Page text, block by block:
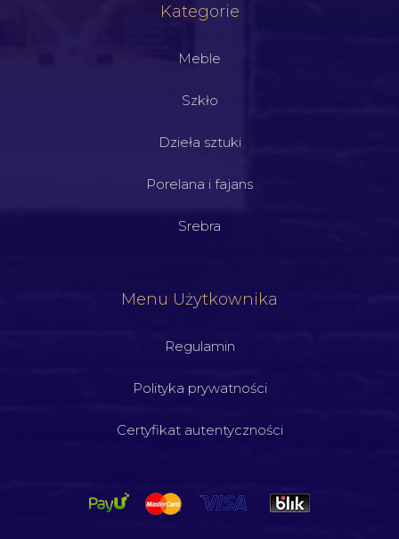
Kategorie
Meble
Szkło
Dzieła sztuki
Porelana i fajans
Srebra
Menu Użytkownika
Regulamin
Polityka prywatności
Certyfikat autentyczności